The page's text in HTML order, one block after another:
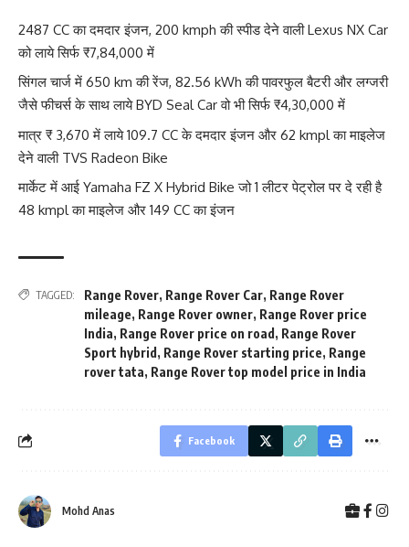
2487 CC का दमदार इंजन, 200 kmph की स्पीड देने वाली Lexus NX Car
को लाये सिर्फ ₹7,84,000 में
सिंगल चार्ज में 650 km की रेंज, 82.56 kWh की पावरफुल बैटरी और लग्जरी
जैसे फीचर्स के साथ लाये BYD Seal Car वो भी सिर्फ ₹4,30,000 में
मात्र ₹ 3,670 में लाये 109.7 CC के दमदार इंजन और 62 kmpl का माइलेज
देने वाली TVS Radeon Bike
मार्केट में आई Yamaha FZ X Hybrid Bike जो 1 लीटर पेट्रोल पर दे रही है
48 kmpl का माइलेज और 149 CC का इंजन
TAGGED: Range Rover, Range Rover Car, Range Rover
mileage, Range Rover owner, Range Rover price
India, Range Rover price on road , Range Rover
Sport hybrid , Range Rover starting price, Range
rover tata, Range Rover top model price in India
Facebook
Mohd Anas